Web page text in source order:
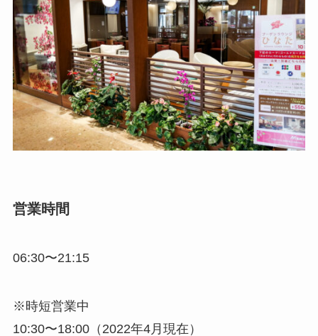
営業時間
06:30〜21:15
※時短営業中
10:30〜18:00（2022年4月現在）